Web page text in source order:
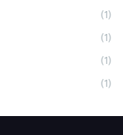
(1)
(1)
(1)
(1)